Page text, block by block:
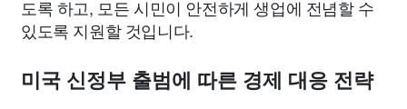
도록 하고, 모든 시민이 안전하게 생업에 전념할 수
있도록 지원할 것입니다.
미국 신정부 출범에 따른 경제 대응 전략